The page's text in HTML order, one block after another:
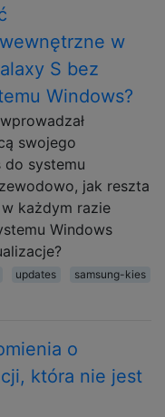
w
S bez
Windows?
swojego
do systemu
jak reszta
każdym razie
Windows
updates samsung-kies
o
która nie jest